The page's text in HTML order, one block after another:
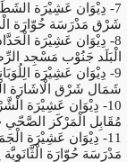
7- دِيْوَان عَشِيْرَة
شَرْق مَدْرَسَة حُوّارَة
8- دِيْوَان عَشِيْرَة
الْبَلَد جَنُوْب مَسْجِد
9- دِيْوَان عَشِيْرَة
شَمَال شَرْق الْاشَارَة
10- دِيْوَان عَشِيْرَة
مُقَابِل الْمَرْكَز الصَّحّي
مَدْرَسَة حُوّارَة الْثَّانَوِيَّة